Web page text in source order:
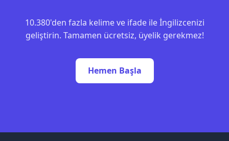
10.380'den fazla kelime ve ifade ile İngilizcenizi
geliştirin. Tamamen ücretsiz, üyelik gerekmez!
Hemen Başla